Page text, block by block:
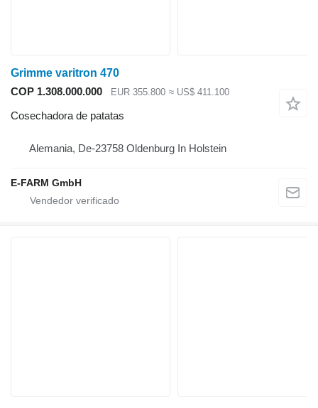
Grimme varitron 470
COP 1.308.000.000
EUR 355.800 ≈ US$ 411.100
Cosechadora de patatas
Alemania, De-23758 Oldenburg In Holstein
E-FARM GmbH